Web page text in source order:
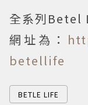
全系列Betel
網址為：
betellife
BETLE LIFE